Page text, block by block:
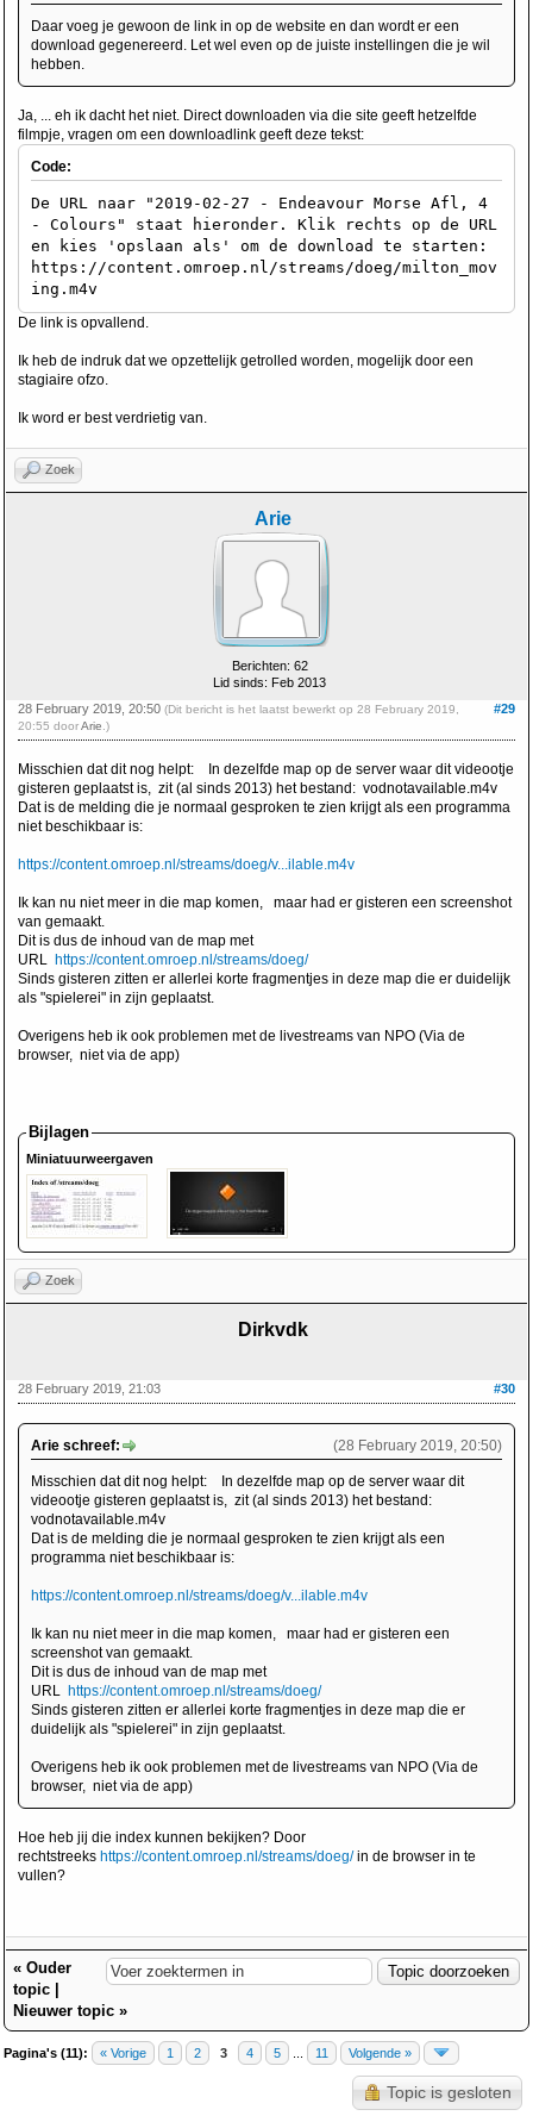
Daar voeg je gewoon de link in op de website en dan wordt er een
download gegenereerd. Let wel even op de juiste instellingen die je wil
hebben.
Ja, ... eh ik dacht het niet. Direct downloaden via die site geeft hetzelfde
filmpje, vragen om een downloadlink geeft deze tekst:
Code:
De URL naar "2019-02-27 - Endeavour Morse Afl, 4
- Colours" staat hieronder. Klik rechts op de URL
en kies 'opslaan als' om de download te starten:
https://content.omroep.nl/streams/doeg/milton_mov
ing.m4v
De link is opvallend.
Ik heb de indruk dat we opzettelijk getrolled worden, mogelijk door een
stagiaire ofzo.
Ik word er best verdrietig van.
Zoek
Arie
Berichten: 62
Lid sinds: Feb 2013
#29
28 February 2019, 20:50 (Dit bericht is het laatst bewerkt op 28 February 2019,
20:55 doorArie .)
Misschien dat dit nog helpt: In dezelfde map op de server waar dit videootje
gisteren geplaatst is, zit (al sinds 2013) het bestand: vodnotavailable.m4v
Dat is de melding die je normaal gesproken te zien krijgt als een programma
niet beschikbaar is:
https://content.omroep.nl/streams/doeg/v...ilable.m4v
Ik kan nu niet meer in die map komen, maar had er gisteren een screenshot
van gemaakt.
Dit is dus de inhoud van de map met
URL https://content.omroep.nl/streams/doeg/
Sinds gisteren zitten er allerlei korte fragmentjes in deze map die er duidelijk
als "spielerei" in zijn geplaatst.
Overigens heb ik ook problemen met de livestreams van NPO (Via de
browser, niet via de app)
Bijlagen
Miniatuurweergaven
Zoek
Dirkvdk
#30
28 February 2019, 21:03
(28 February 2019, 20:50)
Arie schreef:
Misschien dat dit nog helpt: In dezelfde map op de server waar dit
videootje gisteren geplaatst is, zit (al sinds 2013) het bestand:
vodnotavailable.m4v
Dat is de melding die je normaal gesproken te zien krijgt als een
programma niet beschikbaar is:
https://content.omroep.nl/streams/doeg/v...ilable.m4v
Ik kan nu niet meer in die map komen, maar had er gisteren een
screenshot van gemaakt.
Dit is dus de inhoud van de map met
URL https://content.omroep.nl/streams/doeg/
Sinds gisteren zitten er allerlei korte fragmentjes in deze map die er
duidelijk als "spielerei" in zijn geplaatst.
Overigens heb ik ook problemen met de livestreams van NPO (Via de
browser, niet via de app)
Hoe heb jij die index kunnen bekijken? Door
rechtstreeks https://content.omroep.nl/streams/doeg/in de browser in te
vullen?
« Ouder
topic
Nieuwer topic »
Pagina's (11): « Vorige 1 2 3 4 5 11 Volgende »
Topic is gesloten